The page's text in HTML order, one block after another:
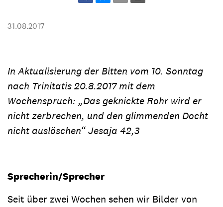
31.08.2017
In Aktualisierung der Bitten vom 10. Sonntag
nach Trinitatis 20.8.2017 mit dem
Wochenspruch: „Das geknickte Rohr wird er
nicht zerbrechen, und den glimmenden Docht
nicht auslöschen“ Jesaja 42,3
Sprecherin/Sprecher
Seit über zwei Wochen sehen wir Bilder von